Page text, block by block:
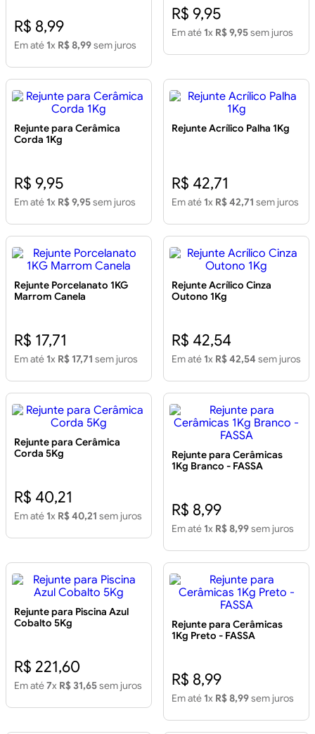
R$ 8,99
Em até 1x R$ 8,99sem juros
R$ 9,95
Em até 1x R$ 9,95sem juros
Rejunte para Cerâmica
Corda 1Kg
R$ 9,95
Em até 1x R$ 9,95sem juros
Rejunte Acrílico Palha 1Kg
R$ 42,71
Em até 1x R$ 42,71 sem juros
Rejunte Porcelanato 1KG
Marrom Canela
R$ 17,71
Em até 1x R$ 17,71 sem juros
Rejunte Acrílico Cinza
Outono 1Kg
R$ 42,54
Em até 1x R$ 42,54 sem juros
Rejunte para Cerâmica
Corda 5Kg
R$ 40,21
Em até 1x R$ 40,21 sem juros
Rejunte para Cerâmicas
1Kg Branco - FASSA
R$ 8,99
Em até 1x R$ 8,99sem juros
Rejunte para Piscina Azul
Cobalto 5Kg
R$ 221,60
Em até7x R$ 31,65sem juros
Rejunte para Cerâmicas
1Kg Preto - FASSA
R$ 8,99
Em até 1x R$ 8,99sem juros